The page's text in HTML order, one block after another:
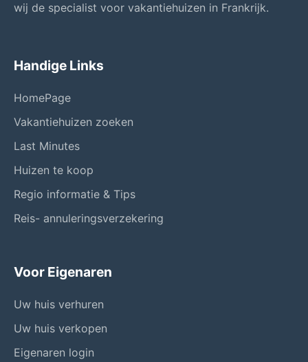
wij de specialist voor vakantiehuizen in Frankrijk.
Handige Links
HomePage
Vakantiehuizen zoeken
Last Minutes
Huizen te koop
Regio informatie & Tips
Reis- annuleringsverzekering
Voor Eigenaren
Uw huis verhuren
Uw huis verkopen
Eigenaren login